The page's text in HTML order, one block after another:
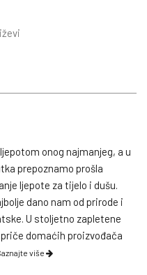
onog najmanjeg, a u
prepoznamo prošla
ljepote za tijelo i dušu.
dano nam od prirode i
U stoljetno zapletene
domaćih proizvođača
više